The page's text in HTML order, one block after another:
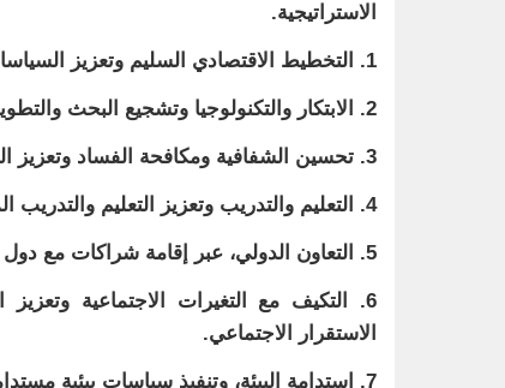
الاستراتيجية.
1. التخطيط الاقتصادي السليم وتعزيز السياسات الاقتصادية المستدامة والاستثمار في البنية التحتية لدعم النمو.
2. الابتكار والتكنولوجيا وتشجيع البحث والتطوير واستثمار في التكنولوجيا الحديثة لمواكبة التطورات العالمية
3. تحسين الشفافية ومكافحة الفساد وتعزيز المؤسسات الحكومية لضمان إدارة فعالة.
4. التعليم والتدريب وتعزيز التعليم والتدريب المهني لزيادة كفاءة القوى العاملة والتكيف مع التغيرات في سوق العمل.
5. التعاون الدولي، عبر إقامة شراكات مع دول أخرى لتعزيز التجارة والاستثمار وتبادل المعرفة.
6. التكيف مع التغيرات الاجتماعية وتعزيز
الاستقرار الاجتماعي.
7. استدامة البيئة، وتنفيذ سياسات بيئية مستدامة وتقليل انبعاثات الكربون لحماية البيئة والتكيف مع التغيرات المناخية.